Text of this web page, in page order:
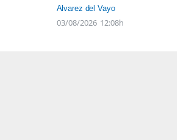
Alvarez del Vayo
03/08/2026 12:08h